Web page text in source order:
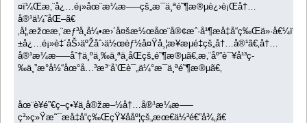
¤ï¼Œæ‚¨å¿…é¡»åœ¨æ¼æ–—çš„æ¯ä¸ªé˜¶æ®µè¿›è¡Œå†…
å®¹ä¼˜åŒ–ã€
±å¿…é¡»è‡´åŠ›äºŽåˆ›ä½œèƒ½å¤Ÿå¸¦æ¥æµé‡çš„å†…å®¹ã€‚å†…
å®¹æ¼æ–—åˆ†ä¸ºä¸‰ä¸ªä¸åŒçš„é˜¶æ®µã€‚æ‚¨åº”è¯¥å¹³ç­
‰ä¸”æ°å½“åœ°å…³æ³¨å’Œè¯„ä¼°æ¯ä¸ªé˜¶æ®µã€‚
åœ¨è¥é”€ç­–ç•¥ä¸­å®žæ–½å†…å®¹æ¼æ–—
ç³»ç»Ÿæ˜¯æå‡å“ç‰ŒçŸ¥ååº¦çš„æœ€ä½³é€”å¾„ã€